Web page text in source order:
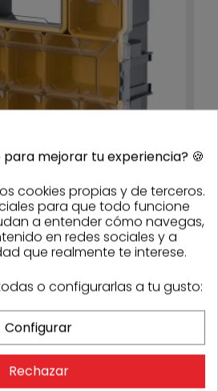
profundo FatMax Stanley
1-97-518
€
5-7 días
para mejorar tu experiencia? 🍪
cookies propias y de terceros.
para que todo funcione
a entender cómo navegas,
en redes sociales y a
que realmente te interese.
o configurarlas a tu gusto:
Configurar
Rechazar